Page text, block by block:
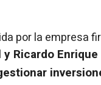
por la empresa
Ricardo